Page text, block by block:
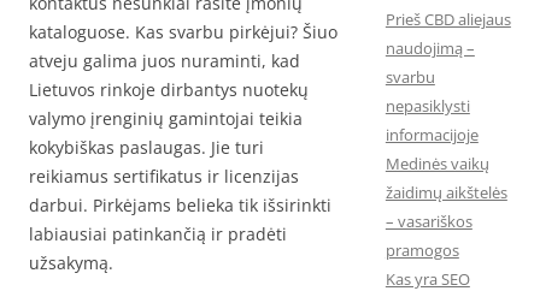
kataloguose. Kas svarbu pirkėjui? Šiuo
atveju galima juos nuraminti, kad
Lietuvos rinkoje dirbantys nuotekų
valymo įrenginių gamintojai teikia
kokybiškas paslaugas. Jie turi
reikiamus sertifikatus ir licenzijas
darbui. Pirkėjams belieka tik išsirinkti
labiausiai patinkančią ir pradėti
užsakymą.
Prieš CBD aliejaus
naudojimą –
svarbu
nepasiklysti
informacijoje
Medinės vaikų
žaidimų aikštelės
– vasariškos
pramogos
Kas yra SEO